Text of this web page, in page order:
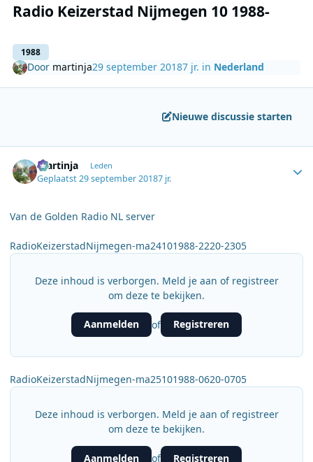
Radio Keizerstad Nijmegen 10 1988-
1988
Door martinja29 september 20187 jr. in Nederland
Nieuwe discussie starten
martinja Leden
Geplaatst29 september 20187 jr.
Van de Golden Radio NL server
RadioKeizerstadNijmegen-ma24101988-2220-2305
Deze inhoud is verborgen. Meld je aan of registreer
om deze te bekijken.
Aanmelden of Registreren
RadioKeizerstadNijmegen-ma25101988-0620-0705
Deze inhoud is verborgen. Meld je aan of registreer
om deze te bekijken.
Aanmelden of Registreren